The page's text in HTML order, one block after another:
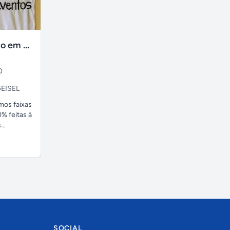
faixas no tecido em ate 24H
faixas
feitas à
SOCIAL